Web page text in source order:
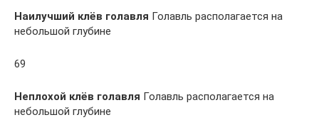
Наилучший клёв голавля Голавль располагается на
небольшой глубине
69
Неплохой клёв голавля Голавль располагается на
небольшой глубине